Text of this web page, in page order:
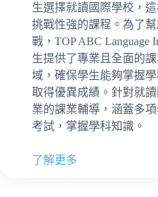
生選擇就讀國際學校，
挑戰性強的課程。為了
戰，TOP ABC Language
生提供了專業且全面的
域，確保學生能夠掌握
取得優異成績。針對就
業的課業輔導，涵蓋多
考試，掌握學科知識。
了解更多